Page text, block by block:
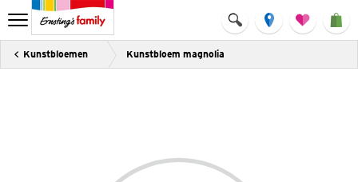
Kunstbloemen Kunstbloem magnolia